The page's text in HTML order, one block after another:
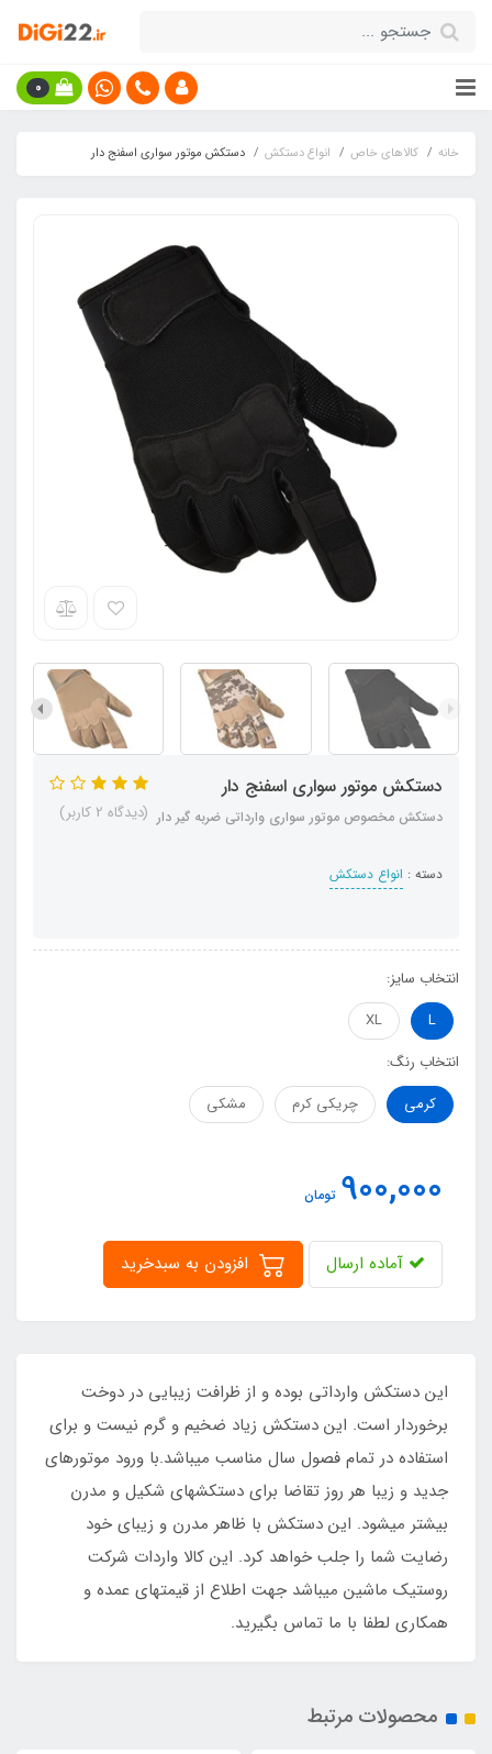
0
خانه کالاهای خاص انواع دستکش دستکش موتور سواری اسفنج دار
دستکش موتور سواری اسفنج دار
دستکش مخصوص موتور سواری وارداتی ضربه گیر دار
دسته : انواع دستکش
(دیدگاه 2 کاربر)
انتخاب سایز:
L
XL
انتخاب رنگ:
کرمی
چریکی کرم مشکی
900,000 تومان
آماده ارسال
این دستکش وارداتی بوده و از ظرافت زیبایی در دوخت
برخوردار است. این دستکش زیاد ضخیم و گرم نیست و برای
استفاده در تمام فصول سال مناسب میباشد.با ورود موتورهای
جدید و زیبا هر روز تقاضا برای دستکشهای شکیل و مدرن
بیشتر میشود. این دستکش با ظاهر مدرن و زیبای خود
رضایت شما را جلب خواهد کرد. این کالا واردات شرکت
روستیک ماشین میباشد جهت اطلاع از قیمتهای عمده و
همکاری لطفا با ما تماس بگیرید.
محصولات مرتبط